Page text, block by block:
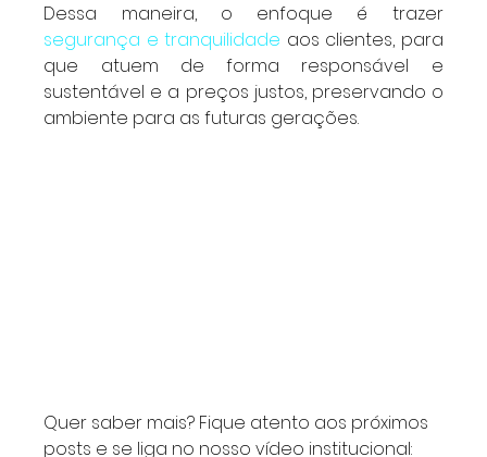
Dessa maneira, o enfoque é trazer
segurança e tranquilidade aos clientes, para
que atuem de forma responsável e
sustentável e a preços justos, preservando o
ambiente para as futuras gerações.
Quer saber mais? Fique atento aos próximos
posts e se liga no nosso vídeo institucional: